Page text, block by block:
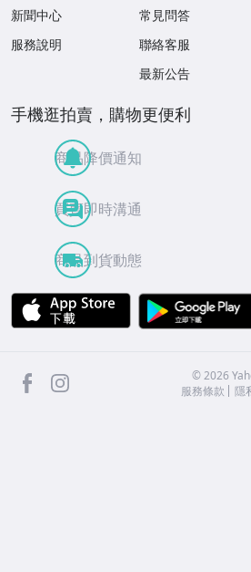
新聞中心
服務說明
常見問答
聯絡客服
最新公告
手機逛拍賣，購物更便利
商品降價通知
買賣即時溝通
商品到貨動態
APP Store
facebook ©2026
服務條款
隱